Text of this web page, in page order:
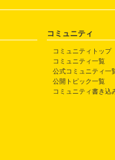
コミュニティ
コミュニティトップ
コミュニティ一覧
公式コミュニティ一
公開トピック一覧
コミュニティ書き込